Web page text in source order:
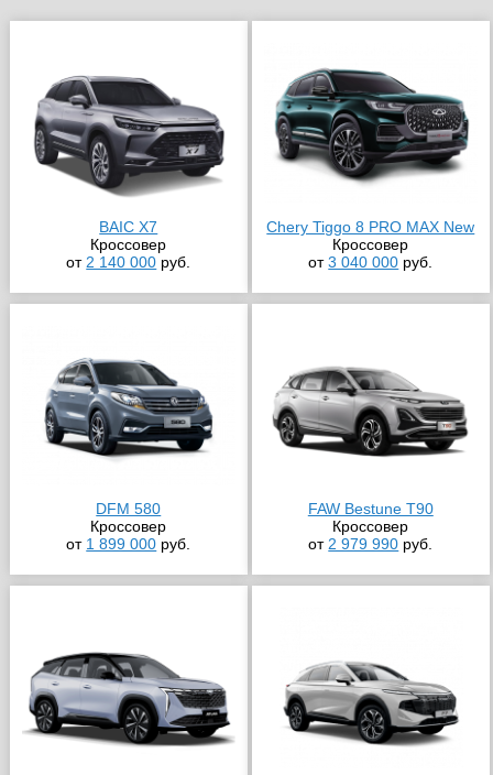
BAIC X7
Кроссовер
от 2 140 000 руб.
Chery Tiggo 8 PRO MAX New
Кроссовер
от3 040 000 руб.
DFM 580
Кроссовер
от 1 899 000 руб.
FAW Bestune T90
Кроссовер
от2 979 990 руб.